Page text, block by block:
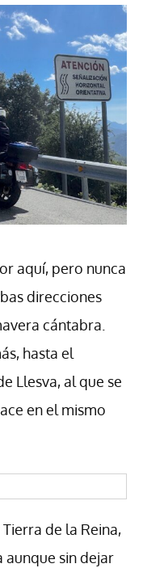
aquí, pero nunca
direcciones
cántabra.
hasta el
Llesva, al que se
en el mismo
de la Reina,
sin dejar